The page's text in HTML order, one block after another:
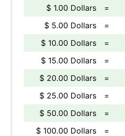
$ 1.00 Dollars =
$ 5.00 Dollars
=
$ 10.00 Dollars
=
$ 15.00 Dollars
=
$ 20.00 Dollars
=
$ 25.00 Dollars
=
$ 50.00 Dollars
=
$ 100.00 Dollars
=